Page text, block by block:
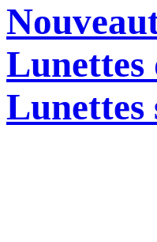
Lunettes
Lunettes